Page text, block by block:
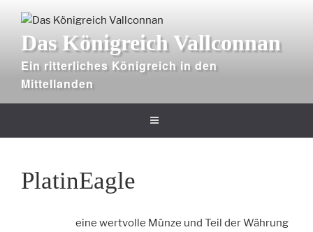
Inhalt
springenDas Königreich Vallconnan
Ein ritterliches Königreich in den
Mittellanden
PlatinEagle
eine wertvolle Münze und Teil der Währung